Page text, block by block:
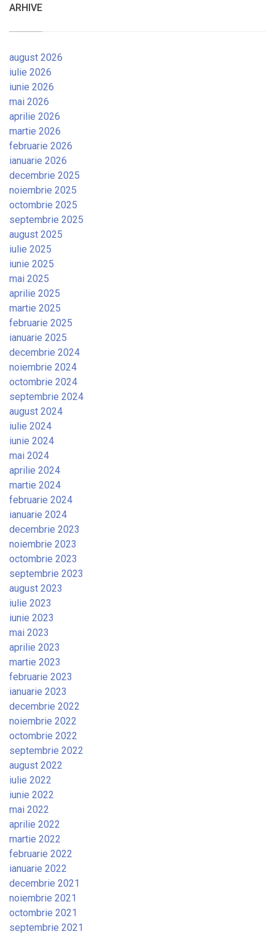
ARHIVE
august 2026
iulie 2026
iunie 2026
mai 2026
aprilie 2026
martie 2026
februarie 2026
ianuarie 2026
decembrie 2025
noiembrie 2025
octombrie 2025
septembrie 2025
august 2025
iulie 2025
iunie 2025
mai 2025
aprilie 2025
martie 2025
februarie 2025
ianuarie 2025
decembrie 2024
noiembrie 2024
octombrie 2024
septembrie 2024
august 2024
iulie 2024
iunie 2024
mai 2024
aprilie 2024
martie 2024
februarie 2024
ianuarie 2024
decembrie 2023
noiembrie 2023
octombrie 2023
septembrie 2023
august 2023
iulie 2023
iunie 2023
mai 2023
aprilie 2023
martie 2023
februarie 2023
ianuarie 2023
decembrie 2022
noiembrie 2022
octombrie 2022
septembrie 2022
august 2022
iulie 2022
iunie 2022
mai 2022
aprilie 2022
martie 2022
februarie 2022
ianuarie 2022
decembrie 2021
noiembrie 2021
octombrie 2021
septembrie 2021